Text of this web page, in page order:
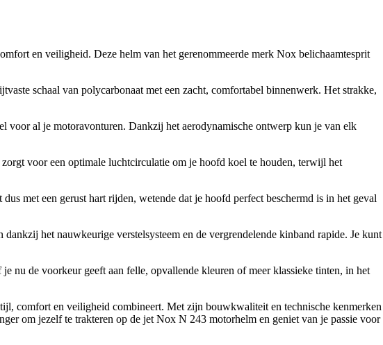
en veiligheid. Deze helm van het gerenommeerde merk Nox belichaamtesprit
schaal van polycarbonaat met een zacht, comfortabel binnenwerk. Het strakke,
voor al je motoravonturen. Dankzij het aerodynamische ontwerp kun je van elk
voor een optimale luchtcirculatie om je hoofd koel te houden, terwijl het
met een gerust hart rijden, wetende dat je hoofd perfect beschermd is in het geval
het nauwkeurige verstelsysteem en de vergrendelende kinband rapide. Je kunt
nu de voorkeur geeft aan felle, opvallende kleuren of meer klassieke tinten, in het
comfort en veiligheid combineert. Met zijn bouwkwaliteit en technische kenmerken
om jezelf te trakteren op de jet Nox N 243 motorhelm en geniet van je passie voor